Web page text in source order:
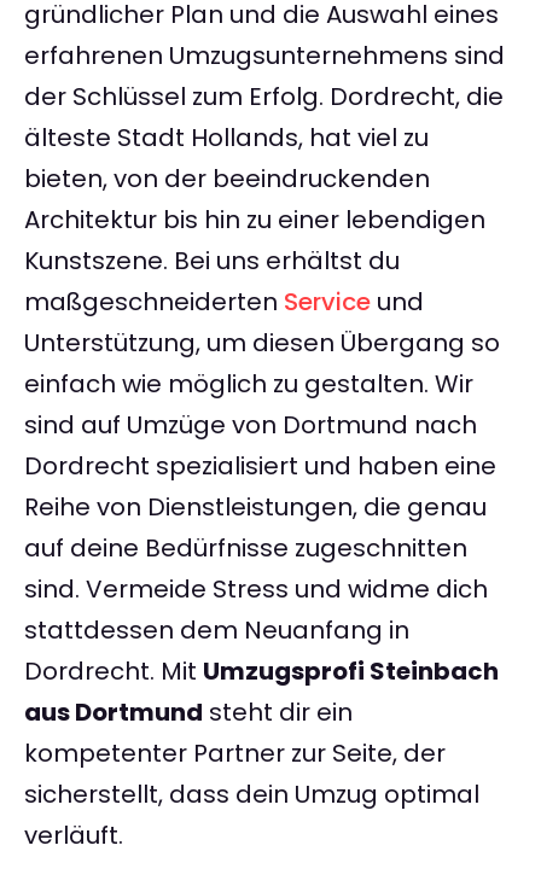
gründlicher Plan und die Auswahl eines
erfahrenen Umzugsunternehmens sind
der Schlüssel zum Erfolg. Dordrecht, die
älteste Stadt Hollands, hat viel zu
bieten, von der beeindruckenden
Architektur bis hin zu einer lebendigen
Kunstszene. Bei uns erhältst du
maßgeschneiderten Service und
Unterstützung, um diesen Übergang so
einfach wie möglich zu gestalten. Wir
sind auf Umzüge von Dortmund nach
Dordrecht spezialisiert und haben eine
Reihe von Dienstleistungen, die genau
auf deine Bedürfnisse zugeschnitten
sind. Vermeide Stress und widme dich
stattdessen dem Neuanfang in
Dordrecht. Mit Umzugsprofi Steinbach
aus Dortmund steht dir ein
kompetenter Partner zur Seite, der
sicherstellt, dass dein Umzug optimal
verläuft.